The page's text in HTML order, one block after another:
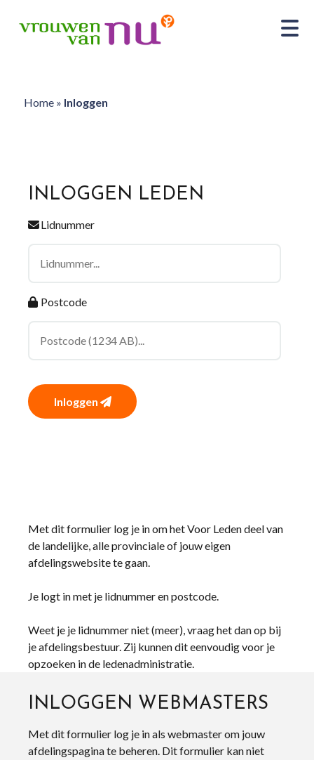
Home» Inloggen
INLOGGEN LEDEN
Lidnummer
Postcode
Inloggen
Met dit formulier log je in om het Voor Leden deel van
de landelijke, alle provinciale of jouw eigen
afdelingswebsite te gaan.
Je logt in met je lidnummer en postcode.
Weet je je lidnummer niet (meer), vraag het dan op bij
je afdelingsbestuur. Zij kunnen dit eenvoudig voor je
opzoeken in de ledenadministratie.
INLOGGEN WEBMASTERS
Met dit formulier log je in als webmaster om jouw
afdelingspagina te beheren. Dit formulier kan niet